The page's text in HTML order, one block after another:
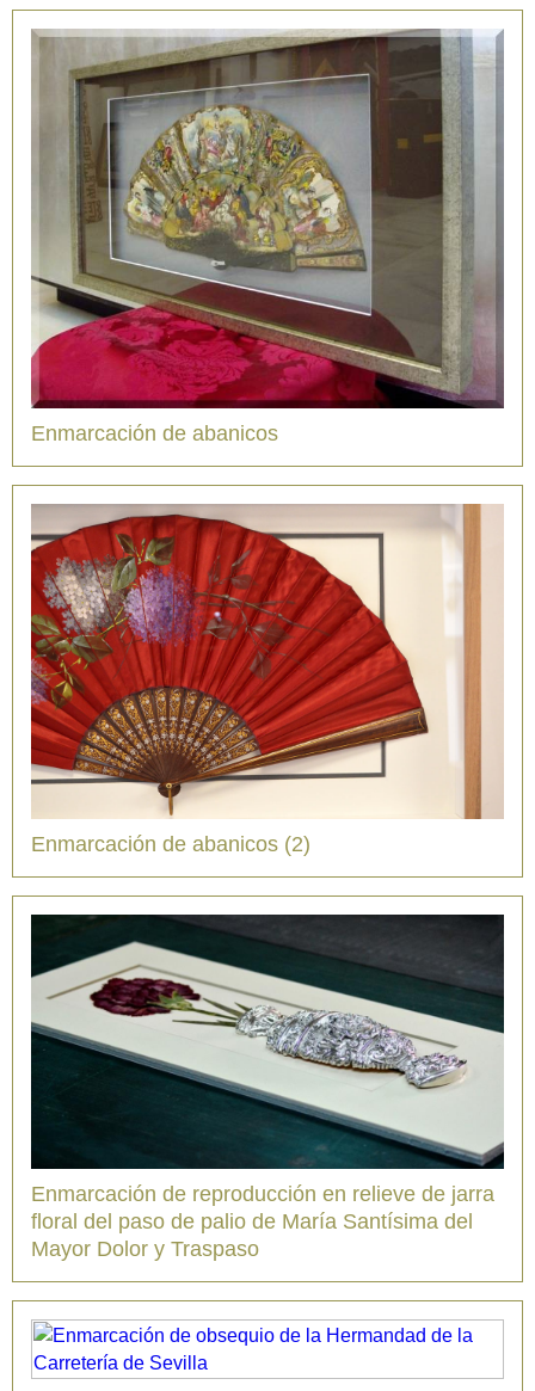
Enmarcación de abanicos
Enmarcación de abanicos (2)
Enmarcación de reproducción en relieve de jarra
floral del paso de palio de María Santísima del
Mayor Dolor y Traspaso